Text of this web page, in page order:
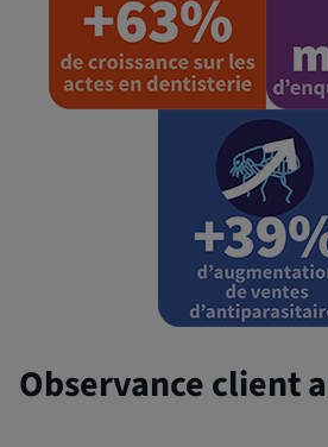
Observance client